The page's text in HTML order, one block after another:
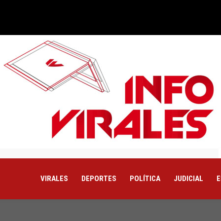
VIRALES DEPORTES POLÍTICA JUDICIAL